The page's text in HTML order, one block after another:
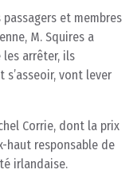
et membres
M. Squires a
les arrêter, ils
s’asseoir, vont lever
Corrie, dont la prix
haut responsable de
irlandaise.